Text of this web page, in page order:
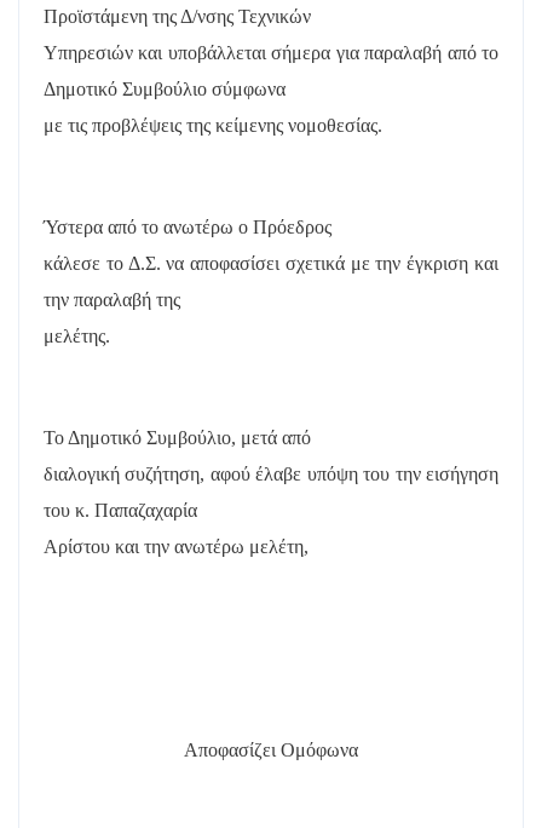
Προϊστάμενη της Δ/νσης Τεχνικών
Υπηρεσιών και υποβάλλεται σήμερα για παραλαβή από το
Δημοτικό Συμβούλιο σύμφωνα
με τις προβλέψεις της κείμενης νομοθεσίας.
Ύστερα από το ανωτέρω ο Πρόεδρος
κάλεσε το Δ.Σ. να αποφασίσει σχετικά με την έγκριση και
την παραλαβή της
μελέτης.
Το Δημοτικό Συμβούλιο, μετά από
διαλογική συζήτηση, αφού έλαβε υπόψη του την εισήγηση
του κ. Παπαζαχαρία
Αρίστου και την ανωτέρω μελέτη,
Αποφασίζει Ομόφωνα